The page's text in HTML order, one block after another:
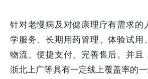
针对老慢病及对健康理疗有需求的
学服务、长期用药管理、体验试用
物流、便捷支付、完善售后。并且
浙北上广等具有一定线上覆盖率的一